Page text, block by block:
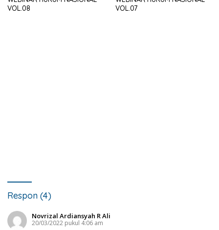
VOL.08
VOL.07
Respon (4)
Novrizal Ardiansyah R Ali
20/03/2022 pukul 4:06 am